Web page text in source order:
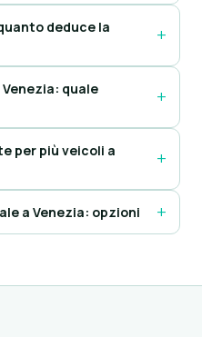
deduce la
Venezia: quale
per più veicoli a
a Venezia: opzioni